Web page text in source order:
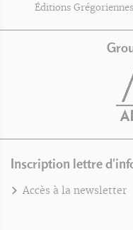
Éditions Grégoriennes
Inscription lettre
Accès à la newsletter